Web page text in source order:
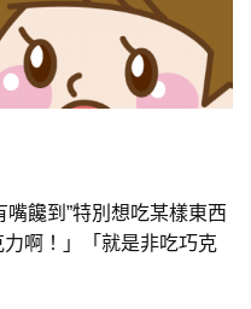
饞到”特別想吃某樣東西
啊！」「就是非吃巧克